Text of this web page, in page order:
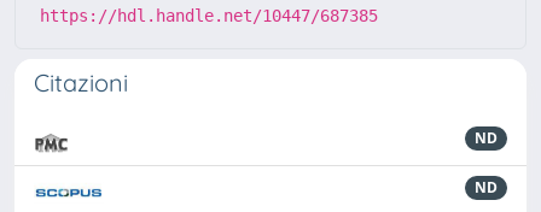
https://hdl.handle.net/10447/687385
Citazioni
ND
ND